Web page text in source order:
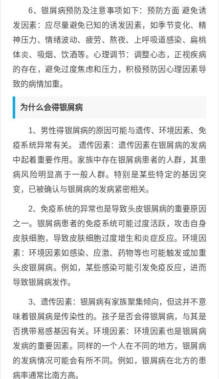
6、银屑病预防及注意事项如下：预防方面 避免诱
发因素：应尽量避免已知的诱发因素，如季节变化、精
神压力、情绪波动、疲劳、熬夜、上呼吸道感染、扁桃
体炎、吸烟、饮酒等。心理调节：调整心态，正视疾病
的存在，避免过度焦虑和压力，积极预防因心理因素导
致的病情加重。
为什么会得银屑病
1、男性得银屑病的原因可能与遗传、环境因素、免
疫系统异常有关。 遗传因素：遗传因素在银屑病的发病
中起着重要作用。家族中存在银屑病患者的人群，其患
病风险明显高于一般人群。特别是某些特定的基因突
变，已被确认与银屑病的发病紧密相关。
2、免疫系统的异常也是导致头皮银屑病的重要原因
之一。银屑病患者的免疫系统可能过度活跃，攻击自身
皮肤细胞，导致皮肤细胞过度增生和炎症反应。环境因
素：环境因素如感染、应激、药物等也可能触发或加重
头皮银屑病。例如，某些感染可能引发免疫反应，进而
导致银屑病发作。
3、遗传因素：银屑病有家族聚集倾向，但这并不意
味着银屑病是传染性的。孩子是否会得银屑病，与其是
否携带易感基因有关。环境因素：环境因素也是银屑病
发病的重要因素。同样的一个人在不同的地方，银屑病
的发病情况可能会有所不同。例如，银屑病在北方的患
病率通常比南方高。